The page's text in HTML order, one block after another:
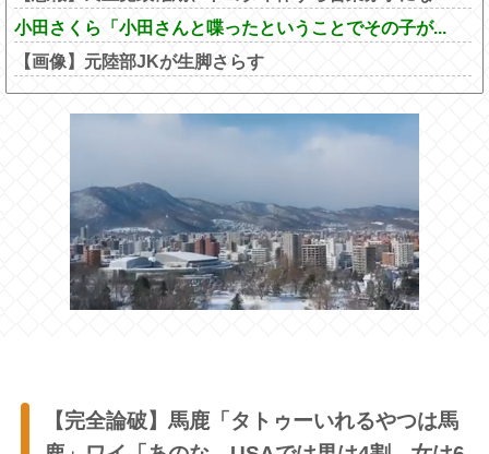
小田さくら「小田さんと喋ったということでその子が...
【画像】元陸部JKが生脚さらす
【完全論破】馬鹿「タトゥーいれるやつは馬